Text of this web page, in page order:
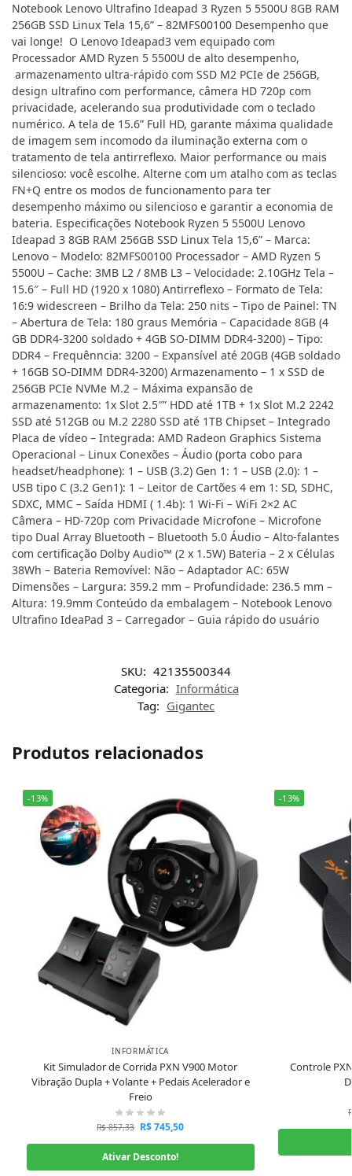
Notebook Lenovo Ultrafino Ideapad 3 Ryzen 5 5500U 8GB RAM
256GB SSD Linux Tela 15,6” – 82MFS00100 Desempenho que
vai longe! O Lenovo Ideapad3 vem equipado com
Processador AMD Ryzen 5 5500U de alto desempenho,
armazenamento ultra-rápido com SSD M2 PCIe de 256GB,
design ultrafino com performance, câmera HD 720p com
privacidade, acelerando sua produtividade com o teclado
numérico. A tela de 15.6” Full HD, garante máxima qualidade
de imagem sem incomodo da iluminação externa com o
tratamento de tela antirreflexo. Maior performance ou mais
silencioso: você escolhe. Alterne com um atalho com as teclas
FN+Q entre os modos de funcionamento para ter
desempenho máximo ou silencioso e garantir a economia de
bateria. Especificações Notebook Ryzen 5 5500U Lenovo
Ideapad 3 8GB RAM 256GB SSD Linux Tela 15,6” – Marca:
Lenovo – Modelo: 82MFS00100 Processador – AMD Ryzen 5
5500U – Cache: 3MB L2 / 8MB L3 – Velocidade: 2.10GHz Tela –
15.6″ – Full HD (1920 x 1080) Antirreflexo – Formato de Tela:
16:9 widescreen – Brilho da Tela: 250 nits – Tipo de Painel: TN
– Abertura de Tela: 180 graus Memória – Capacidade 8GB (4
GB DDR4-3200 soldado + 4GB SO-DIMM DDR4-3200) – Tipo:
DDR4 – Frequênncia: 3200 – Expansível até 20GB (4GB soldado
+ 16GB SO-DIMM DDR4-3200) Armazenamento – 1 x SSD de
256GB PCIe NVMe M.2 – Máxima expansão de
armazenamento: 1x Slot 2.5″” HDD até 1TB + 1x Slot M.2 2242
SSD até 512GB ou M.2 2280 SSD até 1TB Chipset – Integrado
Placa de vídeo – Integrada: AMD Radeon Graphics Sistema
Operacional – Linux Conexões – Áudio (porta cobo para
headset/headphone): 1 – USB (3.2) Gen 1: 1 – USB (2.0): 1 –
USB tipo C (3.2 Gen1): 1 – Leitor de Cartões 4 em 1: SD, SDHC,
SDXC, MMC – Saída HDMI ( 1.4b): 1 Wi-Fi – WiFi 2×2 AC
Câmera – HD-720p com Privacidade Microfone – Microfone
tipo Dual Array Bluetooth – Bluetooth 5.0 Áudio – Alto-falantes
com certificação Dolby Audio™ (2 x 1.5W) Bateria – 2 x Células
38Wh – Bateria Removível: Não – Adaptador AC: 65W
Dimensões – Largura: 359.2 mm – Profundidade: 236.5 mm –
Altura: 19.9mm Conteúdo da embalagem – Notebook Lenovo
Ultrafino IdeaPad 3 – Carregador – Guia rápido do usuário
SKU: 42135500344
Categoria: Informática
Tag: Gigantec
Produtos relacionados
-13%
INFORMÁTICA
Kit Simulador de Corrida PXN V900 Motor
Vibração Dupla + Volante + Pedais Acelerador e
Freio
R$857,33 R$745,50
Ativar Desconto!
-13%
Controle